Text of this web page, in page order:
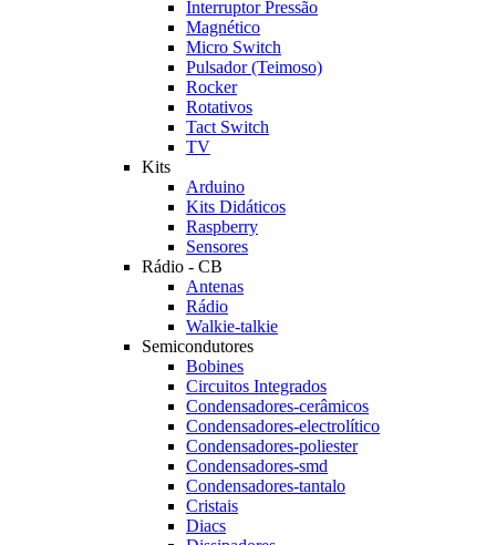
Interruptor Pressão
Magnético
Micro Switch
Pulsador (Teimoso)
Rocker
Rotativos
Tact Switch
TV
Kits
Arduino
Kits Didáticos
Raspberry
Sensores
Rádio - CB
Antenas
Rádio
Walkie-talkie
Semicondutores
Bobines
Circuitos Integrados
Condensadores-cerâmicos
Condensadores-electrolítico
Condensadores-poliester
Condensadores-smd
Condensadores-tantalo
Cristais
Diacs